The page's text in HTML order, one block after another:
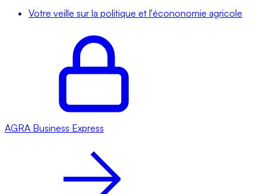
Votre veille sur la politique et l'écononomie agricole
AGRA Business Express